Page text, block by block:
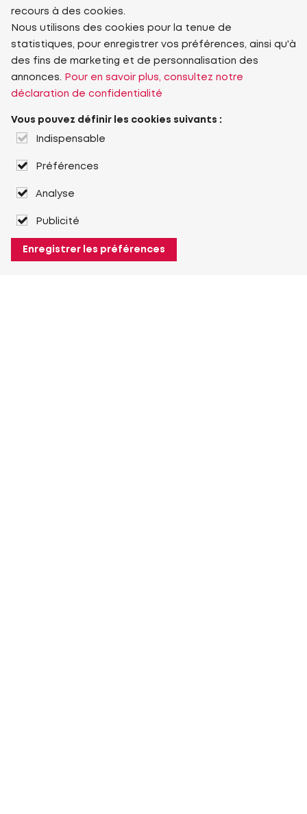
recours à des cookies.
Nous utilisons des cookies pour la tenue de
statistiques, pour enregistrer vos préférences, ainsi qu'à
des fins de marketing et de personnalisation des
annonces.
Pour en savoir plus, consultez notre
déclaration de confidentialité
Vous pouvez définir les cookies suivants :
Indispensable
Préférences
Analyse
Publicité
Enregistrer les préférences